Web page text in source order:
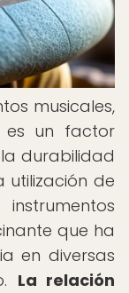
musicales,
es un factor
durabilidad
utilización de
que ha
en diversas
La relación